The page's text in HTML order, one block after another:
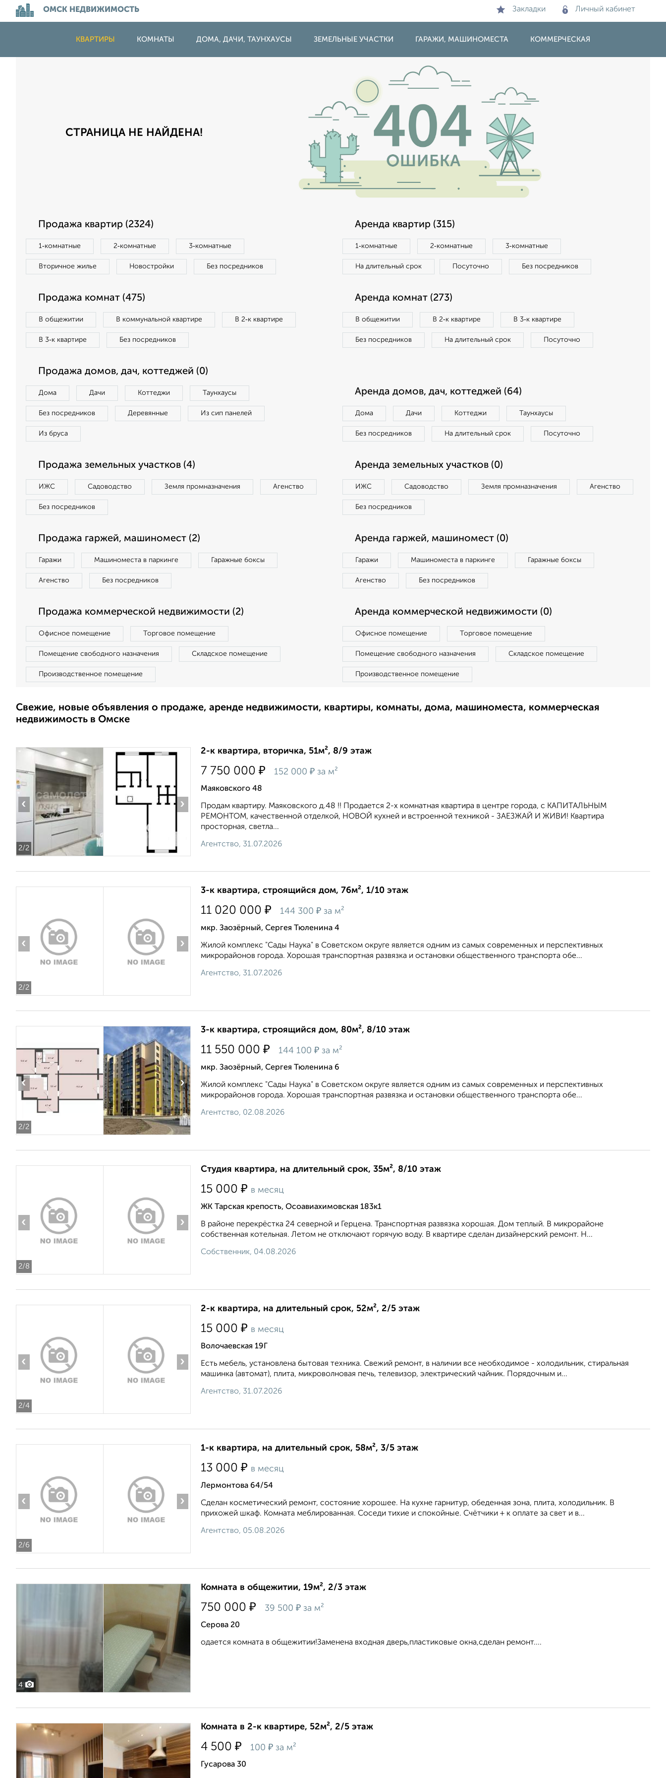
ОМСК НЕДВИЖИМОСТЬ Закладки Личный кабинет
КВАРТИРЫ КОМНАТЫ ДОМА, ДАЧИ, ТАУНХАУСЫ ЗЕМЕЛЬНЫЕ УЧАСТКИ ГАРАЖИ, МАШИНОМЕСТА КОММЕРЧЕСКАЯ
СТРАНИЦА НЕ НАЙДЕНА!
Продажа квартир (2324)
1‑комнатные 2‑комнатные 3‑комнатные
Вторичное жилье Новостройки Без посредников
Аренда квартир (315)
1‑комнатные 2‑комнатные 3‑комнатные
На длительный срок Посуточно Без посредников
Продажа комнат (475)
В общежитии В коммунальной квартире В 2‑к квартире
В 3‑к квартире Без посредников
Аренда комнат (273)
В общежитии В 2‑к квартире В 3‑к квартире
Без посредников На длительный срок Посуточно
Продажа домов, дач, коттеджей (0)
Дома Дачи Коттеджи Таунхаусы
Без посредников Деревянные Из сип панелей
Из бруса
Аренда домов, дач, коттеджей (64)
Дома Дачи Коттеджи Таунхаусы
Без посредников На длительный срок Посуточно
Продажа земельных участков (4)
ИЖС Садоводство Земля промназначения Агенство
Без посредников
Аренда земельных участков (0)
ИЖС Садоводство Земля промназначения Агенство
Без посредников
Продажа гаржей, машиномест (2)
Гаражи Машиноместа в паркинге Гаражные боксы
Агенство Без посредников
Аренда гаржей, машиномест (0)
Гаражи Машиноместа в паркинге Гаражные боксы
Агенство Без посредников
Продажа коммерческой недвижимости (2)
Офисное помещение Торговое помещение
Помещение свободного назначения Складское помещение
Производственное помещение
Аренда коммерческой недвижимости (0)
Офисное помещение Торговое помещение
Помещение свободного назначения Складское помещение
Производственное помещение
Свежие, новые объявления о продаже, аренде недвижимости, квартиры, комнаты, дома, машиноместа, коммерческая
недвижимость в Омске
2/2
‹ ›
2-к квартира, вторичка, 51м², 8/9 этаж
7 750 000 ₽ 152 000 ₽ за м²
Маяковского 48
Продам квартиру. Маяковского д.48 !! Продается 2-х комнатная квартира в центре города, с КАПИТАЛЬНЫМ
РЕМОНТОМ, качественной отделкой, НОВОЙ кухней и встроенной техникой - ЗАЕЗЖАЙ И ЖИВИ! Квартира
просторная, светла...
Агентство, 31.07.2026
2/2
‹ ›
3-к квартира, строящийся дом, 76м², 1/10 этаж
11 020 000 ₽ 144 300 ₽ за м²
мкр. Заозёрный, Сергея Тюленина 4
Жилой комплекс "Сады Наука" в Советском округе является одним из самых современных и перспективных
микрорайонов города. Хорошая транспортная развязка и остановки общественного транспорта обе...
Агентство, 31.07.2026
2/2
‹ ›
3-к квартира, строящийся дом, 80м², 8/10 этаж
11 550 000 ₽ 144 100 ₽ за м²
мкр. Заозёрный, Сергея Тюленина 6
Жилой комплекс "Сады Наука" в Советском округе является одним из самых современных и перспективных
микрорайонов города. Хорошая транспортная развязка и остановки общественного транспорта обе...
Агентство, 02.08.2026
2/8
‹ ›
Студия квартира, на длительный срок, 35м², 8/10 этаж
15 000 ₽ в месяц
ЖК Тарская крепость, Осоавиахимовская 183к1
В районе перекрёстка 24 северной и Герцена. Транспортная развязка хорошая. Дом теплый. В микрорайоне
собственная котельная. Летом не отключают горячую воду. В квартире сделан дизайнерский ремонт. Н...
Собственник, 04.08.2026
2/4
‹ ›
2-к квартира, на длительный срок, 52м², 2/5 этаж
15 000 ₽ в месяц
Волочаевская 19Г
Есть мебель, установлена бытовая техника. Свежий ремонт, в наличии все необходимое - холодильник, стиральная
машинка (автомат), плита, микроволновая печь, телевизор, электрический чайник. Порядочным и...
Агентство, 31.07.2026
2/6
‹ ›
1-к квартира, на длительный срок, 58м², 3/5 этаж
13 000 ₽ в месяц
Лермонтова 64/54
Сделан косметический ремонт, состояние хорошее. На кухне гарнитур, обеденная зона, плита, холодильник. В
прихожей шкаф. Комната меблированная. Соседи тихие и спокойные. Счётчики + к оплате за свет и в...
Агентство, 05.08.2026
4
Комната в общежитии, 19м², 2/3 этаж
750 000 ₽ 39 500 ₽ за м²
Серова 20
одается комната в общежитии!Заменена входная дверь,пластиковые окна,сделан ремонт....
Комната в 2-к квартире, 52м², 2/5 этаж
4 500 ₽ 100 ₽ за м²
Гусарова 30